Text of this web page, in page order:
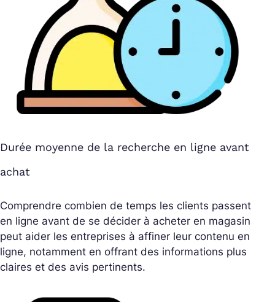
Durée moyenne de la recherche en ligne avant
achat
Comprendre combien de temps les clients passent
en ligne avant de se décider à acheter en magasin
peut aider les entreprises à affiner leur contenu en
ligne, notamment en offrant des informations plus
claires et des avis pertinents.